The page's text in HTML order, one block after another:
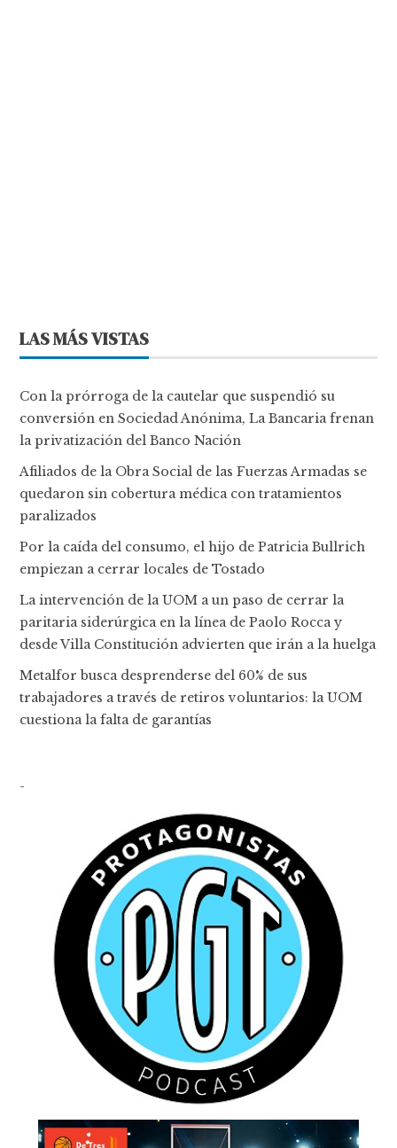
LAS MÁS VISTAS
Con la prórroga de la cautelar que suspendió su
conversión en Sociedad Anónima, La Bancaria frenan
la privatización del Banco Nación
Afiliados de la Obra Social de las Fuerzas Armadas se
quedaron sin cobertura médica con tratamientos
paralizados
Por la caída del consumo, el hijo de Patricia Bullrich
empiezan a cerrar locales de Tostado
La intervención de la UOM a un paso de cerrar la
paritaria siderúrgica en la línea de Paolo Rocca y
desde Villa Constitución advierten que irán a la huelga
Metalfor busca desprenderse del 60% de sus
trabajadores a través de retiros voluntarios: la UOM
cuestiona la falta de garantías
-